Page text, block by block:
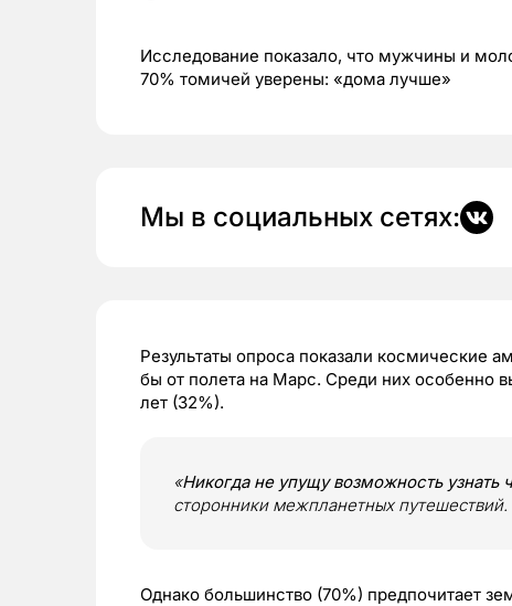
Исследование показало, что мужчины и
70% томичей уверены: «дома лучше»
Мы в социальных сетях:
Результаты опроса показали космические
бы от полета на Марс. Среди них
лет (32%).
«Никогда не упущу возможность узнать
сторонники межпланетных путешествий.
Однако большинство (70%) предпочитает